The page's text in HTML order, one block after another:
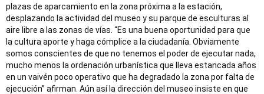
plazas de aparcamiento en la zona próxima a la estación,
desplazando la actividad del museo y su parque de esculturas al
aire libre a las zonas de vías. “Es una buena oportunidad para que
la cultura aporte y haga cómplice a la ciudadanía. Obviamente
somos conscientes de que no tenemos el poder de ejecutar nada,
mucho menos la ordenación urbanística que lleva estancada años
en un vaivén poco operativo que ha degradado la zona por falta de
ejecución” afirman. Aún así la dirección del museo insiste en que